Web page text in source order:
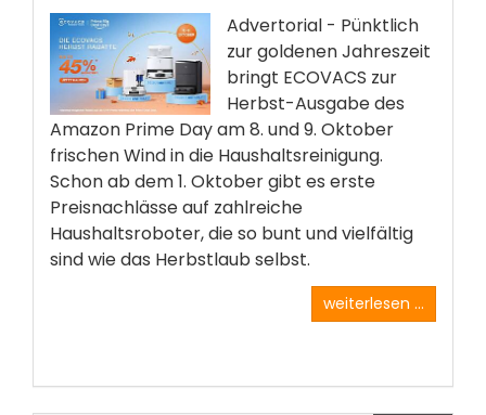
Advertorial - Pünktlich
zur goldenen Jahreszeit
bringt ECOVACS zur
Herbst-Ausgabe des
Amazon Prime Day am 8. und 9. Oktober
frischen Wind in die Haushaltsreinigung.
Schon ab dem 1. Oktober gibt es erste
Preisnachlässe auf zahlreiche
Haushaltsroboter, die so bunt und vielfältig
sind wie das Herbstlaub selbst.
weiterlesen ...